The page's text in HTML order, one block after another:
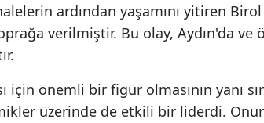
Mardin
Nevşehir
ardından yaşamını yitiren Birol
verilmiştir. Bu olay, Aydın'da
için önemli bir figür olmasının yanı
üzerinde de etkili bir liderdi.